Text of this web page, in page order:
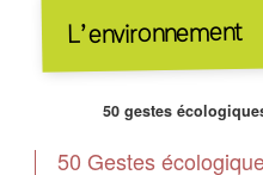
L’environnement
50 gestes
50 Gestes